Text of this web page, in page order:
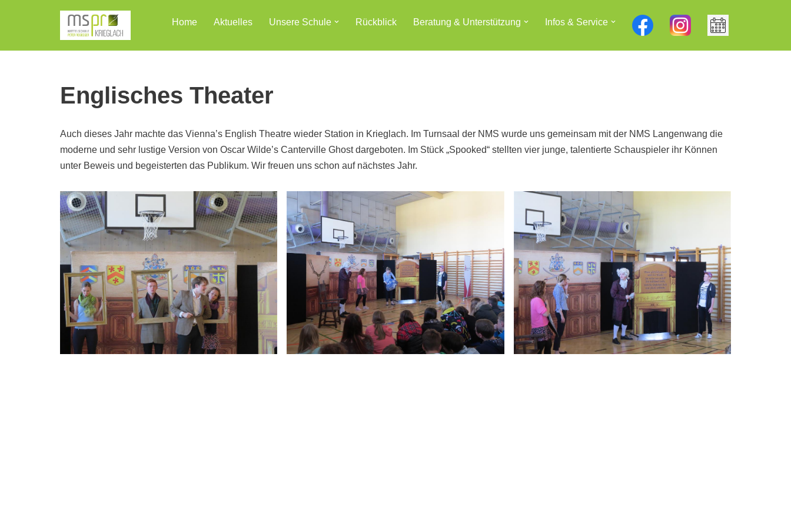
Inhalt
Home Aktuelles Unsere Schule Rückblick Beratung & Unterstützung Infos & Service
Englisches Theater
Auch dieses Jahr machte das Vienna’s English Theatre wieder Station in Krieglach. Im Turnsaal der NMS wurde uns gemeinsam mit der NMS Langenwang die
moderne und sehr lustige Version von Oscar Wilde’s Canterville Ghost dargeboten. Im Stück „Spooked“ stellten vier junge, talentierte Schauspieler ihr Können
unter Beweis und begeisterten das Publikum. Wir freuen uns schon auf nächstes Jahr.